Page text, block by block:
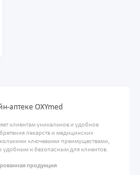
аптеке OXYmed
клиентам уникальное и удобное
лекарств и медицинских
ключевыми преимуществами,
удобным и безопасным для клиентов.
продукция